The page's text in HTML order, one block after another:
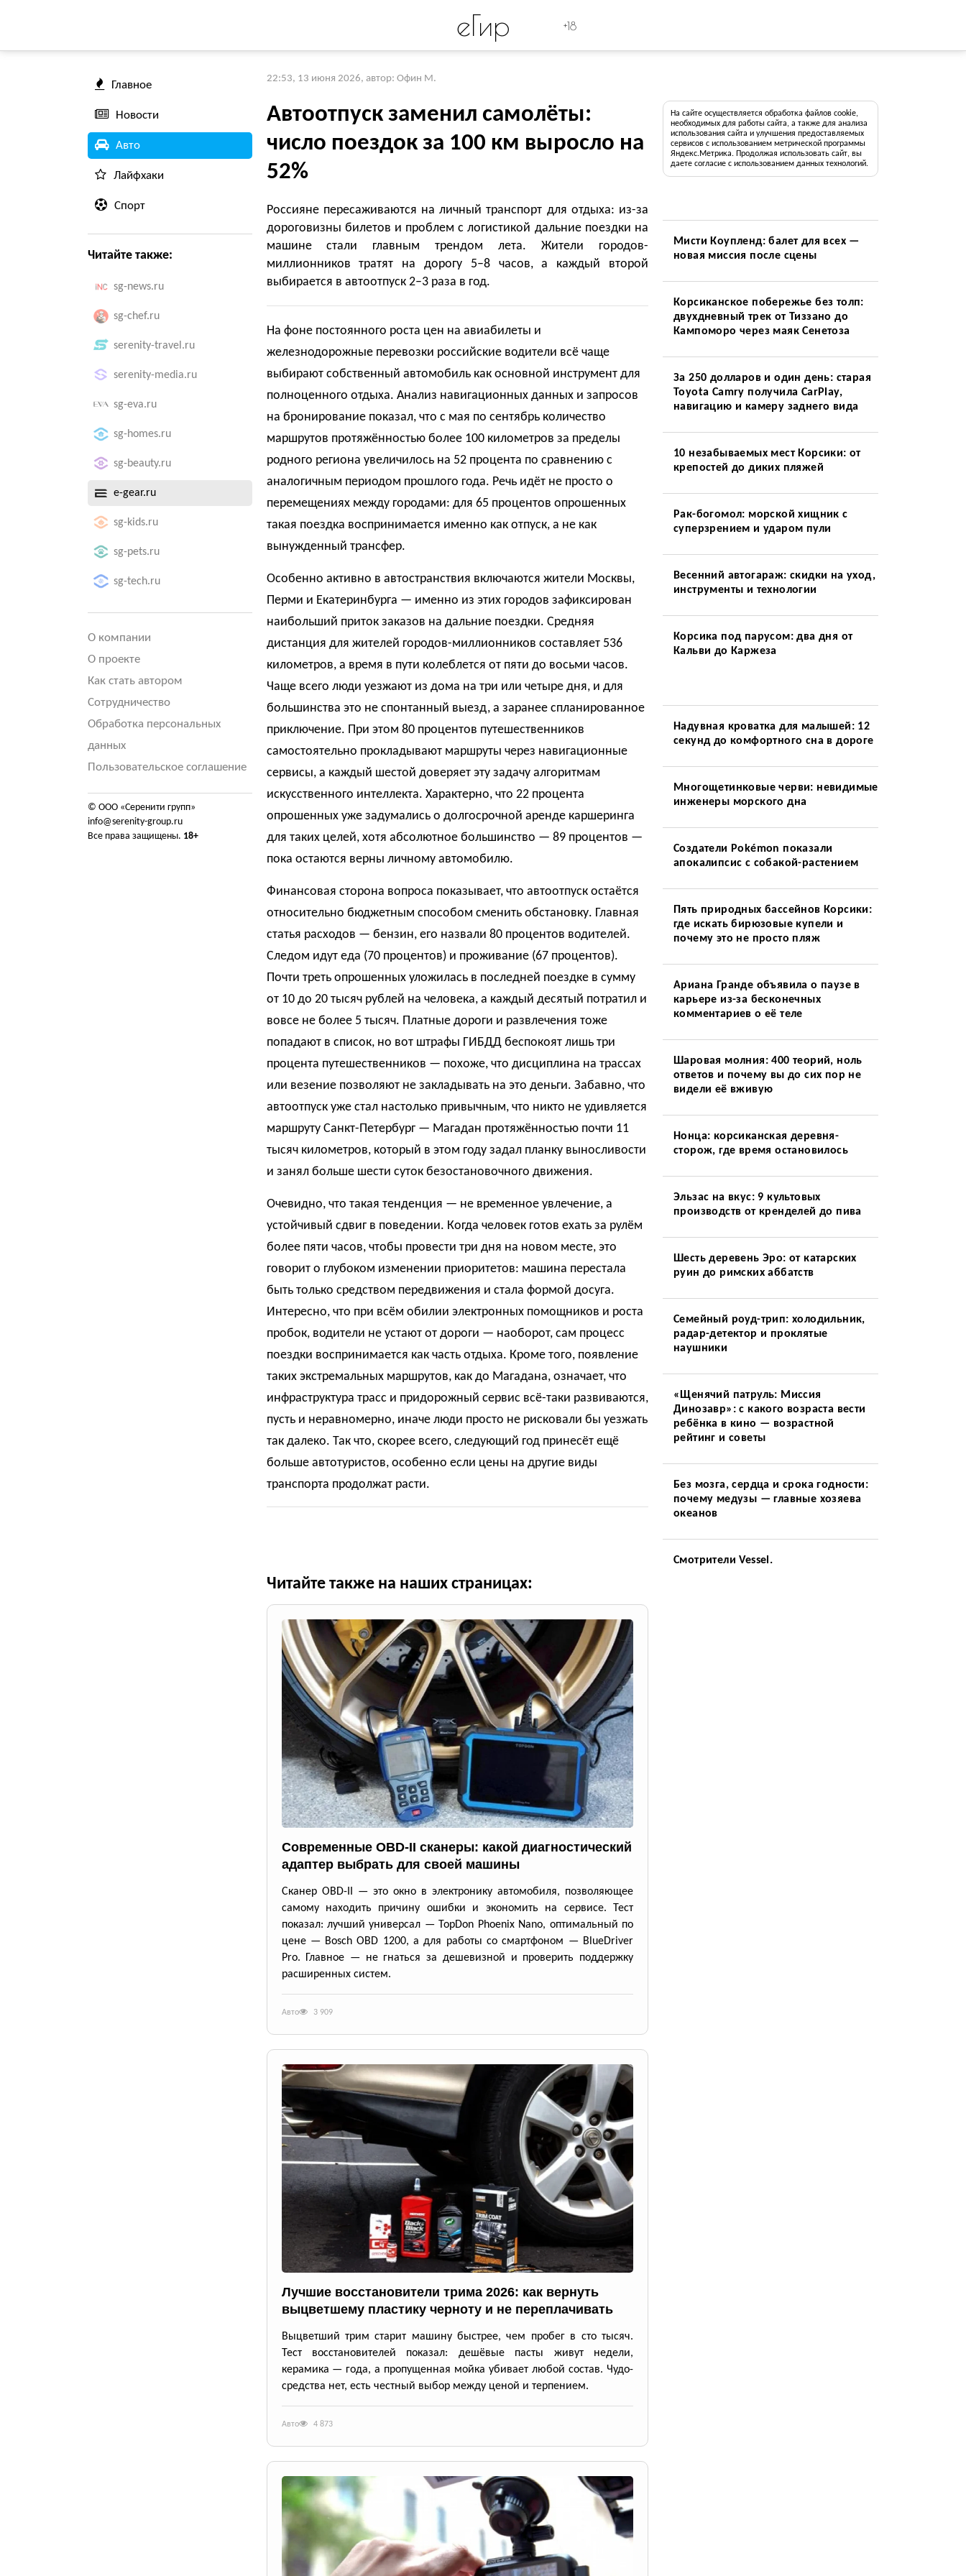
eГир +18
Главное
Новости
Авто
Лайфхаки
Спорт
Читайте также:
sg-news.ru
sg-chef.ru
serenity-travel.ru
serenity-media.ru
sg-eva.ru
sg-homes.ru
sg-beauty.ru
e-gear.ru
sg-kids.ru
sg-pets.ru
sg-tech.ru
О компании
О проекте
Как стать автором
Сотрудничество
Обработка персональных
данных
Пользовательское соглашение
© ООО «Серенити групп»
info@serenity-group.ru
Все права защищены. 18+
22:53, 13 июня 2026, автор: Офин М.
Автоотпуск заменил самолёты:
число поездок за 100 км выросло на
52%
Россияне пересаживаются на личный транспорт для отдыха: из-за
дороговизны билетов и проблем с логистикой дальние поездки на
машине стали главным трендом лета. Жители городов-
миллионников тратят на дорогу 5–8 часов, а каждый второй
выбирается в автоотпуск 2–3 раза в год.
На фоне постоянного роста цен на авиабилеты и
железнодорожные перевозки российские водители всё чаще
выбирают собственный автомобиль как основной инструмент для
полноценного отдыха. Анализ навигационных данных и запросов
на бронирование показал, что с мая по сентябрь количество
маршрутов протяжённостью более 100 километров за пределы
родного региона увеличилось на 52 процента по сравнению с
аналогичным периодом прошлого года. Речь идёт не просто о
перемещениях между городами: для 65 процентов опрошенных
такая поездка воспринимается именно как отпуск, а не как
вынужденный трансфер.
Особенно активно в автостранствия включаются жители Москвы,
Перми и Екатеринбурга — именно из этих городов зафиксирован
наибольший приток заказов на дальние поездки. Средняя
дистанция для жителей городов-миллионников составляет 536
километров, а время в пути колеблется от пяти до восьми часов.
Чаще всего люди уезжают из дома на три или четыре дня, и для
большинства это не спонтанный выезд, а заранее спланированное
приключение. При этом 80 процентов путешественников
самостоятельно прокладывают маршруты через навигационные
сервисы, а каждый шестой доверяет эту задачу алгоритмам
искусственного интеллекта. Характерно, что 22 процента
опрошенных уже задумались о долгосрочной аренде каршеринга
для таких целей, хотя абсолютное большинство — 89 процентов —
пока остаются верны личному автомобилю.
Финансовая сторона вопроса показывает, что автоотпуск остаётся
относительно бюджетным способом сменить обстановку. Главная
статья расходов — бензин, его назвали 80 процентов водителей.
Следом идут еда (70 процентов) и проживание (67 процентов).
Почти треть опрошенных уложилась в последней поездке в сумму
от 10 до 20 тысяч рублей на человека, а каждый десятый потратил и
вовсе не более 5 тысяч. Платные дороги и развлечения тоже
попадают в список, но вот штрафы ГИБДД беспокоят лишь три
процента путешественников — похоже, что дисциплина на трассах
или везение позволяют не закладывать на это деньги. Забавно, что
автоотпуск уже стал настолько привычным, что никто не удивляется
маршруту Санкт-Петербург — Магадан протяжённостью почти 11
тысяч километров, который в этом году задал планку выносливости
и занял больше шести суток безостановочного движения.
Очевидно, что такая тенденция — не временное увлечение, а
устойчивый сдвиг в поведении. Когда человек готов ехать за рулём
более пяти часов, чтобы провести три дня на новом месте, это
говорит о глубоком изменении приоритетов: машина перестала
быть только средством передвижения и стала формой досуга.
Интересно, что при всём обилии электронных помощников и роста
пробок, водители не устают от дороги — наоборот, сам процесс
поездки воспринимается как часть отдыха. Кроме того, появление
таких экстремальных маршрутов, как до Магадана, означает, что
инфраструктура трасс и придорожный сервис всё-таки развиваются,
пусть и неравномерно, иначе люди просто не рисковали бы уезжать
так далеко. Так что, скорее всего, следующий год принесёт ещё
больше автотуристов, особенно если цены на другие виды
транспорта продолжат расти.
Читайте также на наших страницах:
Современные OBD-II сканеры: какой диагностический
адаптер выбрать для своей машины
Сканер OBD-II — это окно в электронику автомобиля, позволяющее
самому находить причину ошибки и экономить на сервисе. Тест
показал: лучший универсал — TopDon Phoenix Nano, оптимальный по
цене — Bosch OBD 1200, а для работы со смартфоном — BlueDriver
Pro. Главное — не гнаться за дешевизной и проверить поддержку
расширенных систем.
Авто 3 909
Лучшие восстановители трима 2026: как вернуть
выцветшему пластику черноту и не переплачивать
Выцветший трим старит машину быстрее, чем пробег в сто тысяч.
Тест восстановителей показал: дешёвые пасты живут недели,
керамика — года, а пропущенная мойка убивает любой состав. Чудо-
средства нет, есть честный выбор между ценой и терпением.
Авто 4 873
На сайте осуществляется обработка файлов cookie,
необходимых для работы сайта, а также для анализа
использования сайта и улучшения предоставляемых
сервисов с использованием метрической программы
Яндекс.Метрика. Продолжая использовать сайт, вы
даете согласие с использованием данных технологий.
Мисти Коупленд: балет для всех —
новая миссия после сцены
Корсиканское побережье без толп:
двухдневный трек от Тиззано до
Кампоморо через маяк Сенетоза
За 250 долларов и один день: старая
Toyota Camry получила CarPlay,
навигацию и камеру заднего вида
10 незабываемых мест Корсики: от
крепостей до диких пляжей
Рак-богомол: морской хищник с
суперзрением и ударом пули
Весенний автогараж: скидки на уход,
инструменты и технологии
Корсика под парусом: два дня от
Кальви до Каржеза
Надувная кроватка для малышей: 12
секунд до комфортного сна в дороге
Многощетинковые черви: невидимые
инженеры морского дна
Создатели Pokémon показали
апокалипсис с собакой-растением
Пять природных бассейнов Корсики:
где искать бирюзовые купели и
почему это не просто пляж
Ариана Гранде объявила о паузе в
карьере из-за бесконечных
комментариев о её теле
Шаровая молния: 400 теорий, ноль
ответов и почему вы до сих пор не
видели её вживую
Нонца: корсиканская деревня-
сторож, где время остановилось
Эльзас на вкус: 9 культовых
производств от кренделей до пива
Шесть деревень Эро: от катарских
руин до римских аббатств
Семейный роуд-трип: холодильник,
радар-детектор и проклятые
наушники
«Щенячий патруль: Миссия
Динозавр»: с какого возраста вести
ребёнка в кино — возрастной
рейтинг и советы
Без мозга, сердца и срока годности:
почему медузы — главные хозяева
океанов
Смотрители Vessel.